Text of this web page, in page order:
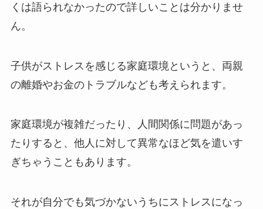
くは語られなかったので詳しいことは分かりませ
ん。
子供がストレスを感じる家庭環境というと、両親
の離婚やお金のトラブルなども考えられます。
家庭環境が複雑だったり、人間関係に問題があっ
たりすると、他人に対して異常なほど気を遣いす
ぎちゃうこともあります。
それが自分でも気づかないうちにストレスになっ